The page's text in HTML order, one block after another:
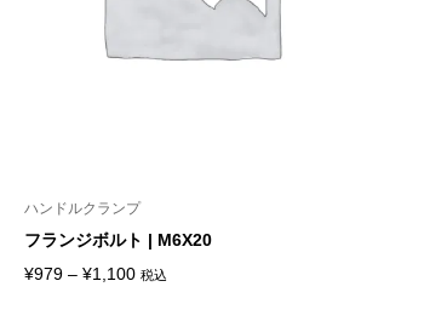
ハンドルクランプ
フランジボルト | M6X20
¥979 – ¥1,100価税込